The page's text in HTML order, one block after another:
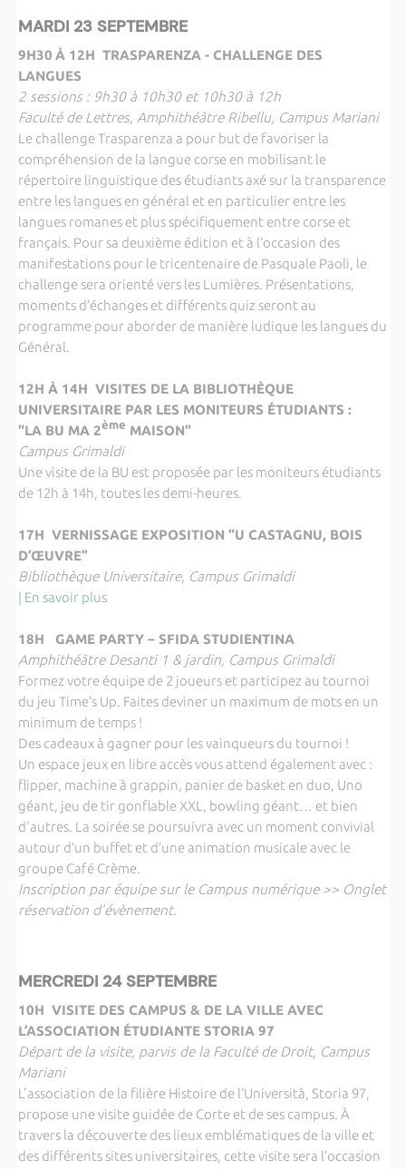
MARDI 23 SEPTEMBRE
9H30 À 12H TRASPARENZA - CHALLENGE DES
LANGUES
2 sessions : 9h30 à 10h30 et 10h30 à 12h
Faculté de Lettres, Amphithéâtre Ribellu, Campus Mariani
Le challenge Trasparenza a pour but de favoriser la
compréhension de la langue corse en mobilisant le
répertoire linguistique des étudiants axé sur la transparence
entre les langues en général et en particulier entre les
langues romanes et plus spécifiquement entre corse et
français. Pour sa deuxième édition et à l’occasion des
manifestations pour le tricentenaire de Pasquale Paoli, le
challenge sera orienté vers les Lumières. Présentations,
moments d’échanges et différents quiz seront au
programme pour aborder de manière ludique les langues du
Général.
12H À 14H VISITES DE LA BIBLIOTHÈQUE
UNIVERSITAIRE PAR LES MONITEURS ÉTUDIANTS :
"LA BU MA 2ème MAISON"
Campus Grimaldi
Une visite de la BU est proposée par les moniteurs étudiants
de 12h à 14h, toutes les demi-heures.
17H VERNISSAGE EXPOSITION “U CASTAGNU, BOIS
D’ŒUVRE”
Bibliothèque Universitaire, Campus Grimaldi
En savoir plus
18H GAME PARTY – SFIDA STUDIENTINA
Amphithéâtre Desanti 1 & jardin, Campus Grimaldi
Formez votre équipe de 2 joueurs et participez au tournoi
du jeu Time’s Up. Faites deviner un maximum de mots en un
minimum de temps !
Des cadeaux à gagner pour les vainqueurs du tournoi !
Un espace jeux en libre accès vous attend également avec :
flipper, machine à grappin, panier de basket en duo, Uno
géant, jeu de tir gonflable XXL, bowling géant… et bien
d'autres. La soirée se poursuivra avec un moment convivial
autour d’un buffet et d’une animation musicale avec le
groupe Café Crème.
Inscription par équipe sur le Campus numérique >> Onglet
réservation d’évènement.
MERCREDI 24 SEPTEMBRE
10H VISITE DES CAMPUS & DE LA VILLE AVEC
L’ASSOCIATION ÉTUDIANTE STORIA 97
Départ de la visite, parvis de la Faculté de Droit, Campus
Mariani
L'association de la filière Histoire de l’Università, Storia 97,
propose une visite guidée de Corte et de ses campus. À
travers la découverte des lieux emblématiques de la ville et
des différents sites universitaires, cette visite sera l’occasion